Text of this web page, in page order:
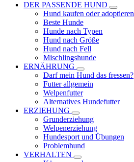
DER PASSENDE HUND
Hund kaufen oder adoptieren
Beste Hunde
Hunde nach Typen
Hund nach Größe
Hund nach Fell
Mischlingshunde
ERNÄHRUNG
Darf mein Hund das fressen?
Futter allgemein
Welpenfutter
Alternatives Hundefutter
ERZIEHUNG
Grunderziehung
Welpenerziehung
Hundesport und Übungen
Problemhund
VERHALTEN